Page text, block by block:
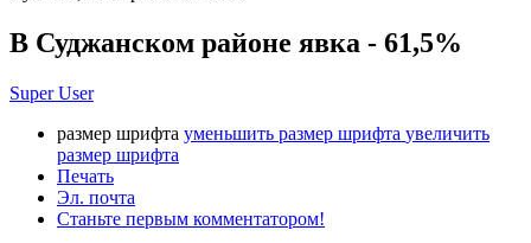
В Суджанском районе явка - 61,5%
Super User
размер шрифта уменьшить размер шрифта увеличить
размер шрифта
Печать
Эл. почта
Станьте первым комментатором!